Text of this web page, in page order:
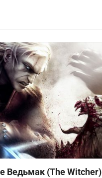
Ведьмак (The Witcher)